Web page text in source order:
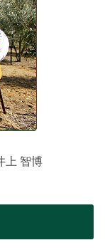
上 智博